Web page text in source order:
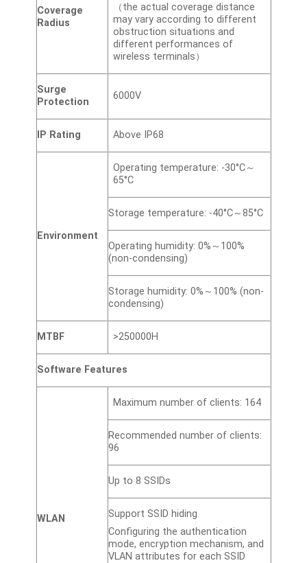
Coverage
Radius
（the actual coverage distance
may vary according to different
obstruction situations and
different performances of
wireless terminals）
Surge
Protection
6000V
IP Rating Above IP68
Environment
Operating temperature: -30°C～
65°C
Storage temperature: -40°C～85°C
Operating humidity: 0%～100%
(non-condensing)
Storage humidity: 0%～100% (non-
condensing)
MTBF >250000H
Software Features
WLAN
Maximum number of clients: 164
Recommended number of clients:
96
Up to 8 SSIDs
Support SSID hiding
Configuring the authentication
mode, encryption mechanism, and
VLAN attributes for each SSID